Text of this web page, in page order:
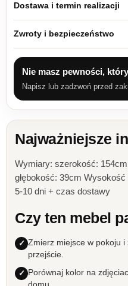
Dostawa i termin realizacji
Zwroty i bezpieczeństwo
Nie masz pewności,
Napisz lub zadzwoń przed
Najważniejsze
Wymiary: szerokość:
głębokość: 39cm
5-10 dni + czas dostawy
Czy ten mebel
Zmierz miejsce w pokoju
przejście.
Porównaj kolor na